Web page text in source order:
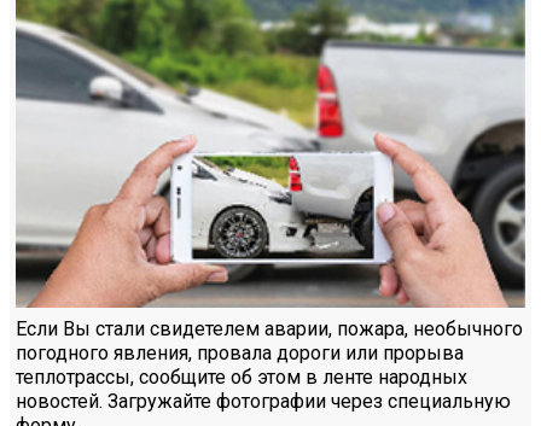
Если Вы стали свидетелем аварии, пожара, необычного
погодного явления, провала дороги или прорыва
теплотрассы, сообщите об этом в ленте народных
новостей. Загружайте фотографии через специальную